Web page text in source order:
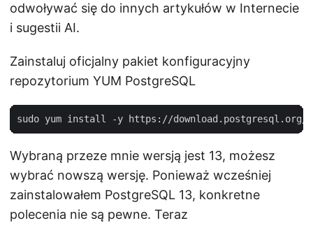
odwoływać się do innych artykułów w Internecie
i sugestii AI.
Zainstaluj oficjalny pakiet konfiguracyjny
repozytorium YUM PostgreSQL
Wybraną przeze mnie wersją jest 13, możesz
wybrać nowszą wersję. Ponieważ wcześniej
zainstalowałem PostgreSQL 13, konkretne
polecenia nie są pewne. Teraz